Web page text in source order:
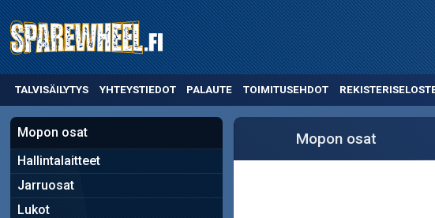
TALVISÄILYTYS YHTEYSTIEDOT PALAUTE TOIMITUSEHDOT
Mopon osat
Hallintalaitteet
Jarruosat
Lukot
Mopon osat